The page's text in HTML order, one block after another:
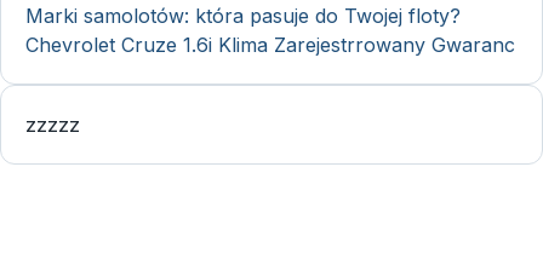
Marki samolotów: która pasuje do Twojej floty?
Chevrolet Cruze 1.6i Klima Zarejestrrowany Gwaranc
zzzzz